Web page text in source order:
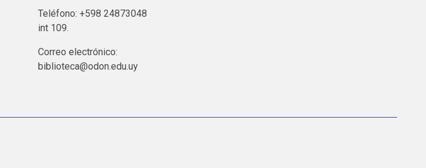
Teléfono: +598 24873048
int 109.
Correo electrónico:
biblioteca@odon.edu.uy